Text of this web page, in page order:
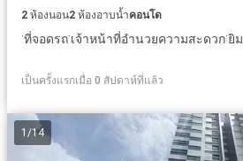
2 ห้องนอน2 ห้องอาบน้ำคอนโด
·ที่จอดรถ·เจ้าหน้าที่อำนวยความสะดวก·ยิม
เป็นครั้งแรกเมื่อ 0 สัปดาห์ที่แล้ว
1 /14